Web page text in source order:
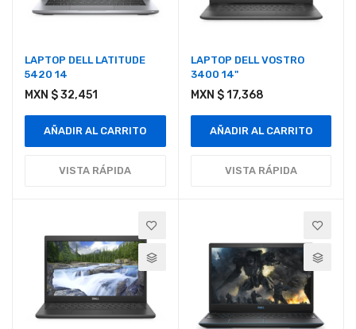
LAPTOP DELL LATITUDE
5420 14
MXN $ 32,451
AÑADIR AL CARRITO
VISTA RÁPIDA
LAPTOP DELL VOSTRO
3400 14"
MXN $ 17,368
AÑADIR AL CARRITO
VISTA RÁPIDA